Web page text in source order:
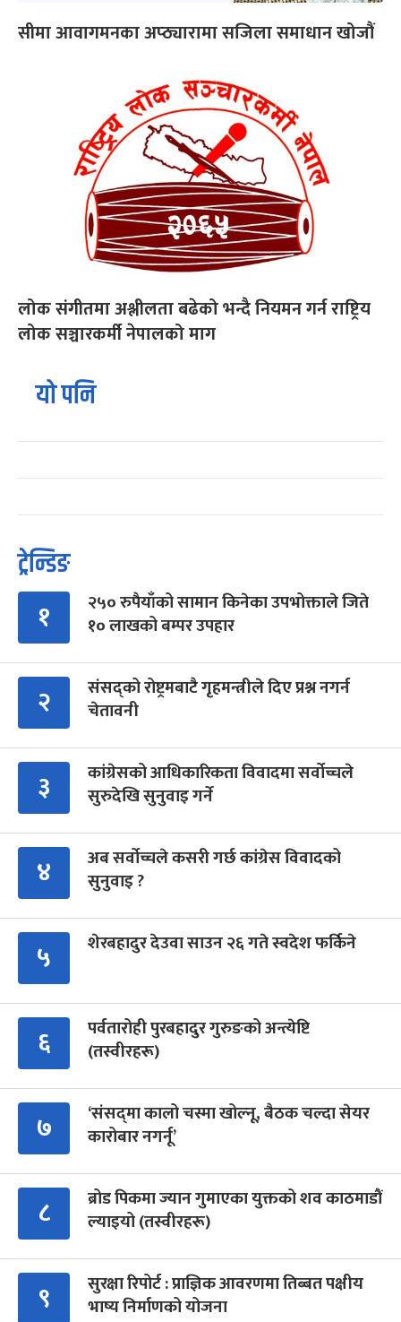
सीमा आवागमनका अप्ठ्यारामा सजिला समाधान खोजौं
लोक संगीतमा अश्लीलता बढेको भन्दै नियमन गर्न राष्ट्रिय
लोक सञ्चारकर्मी नेपालको माग
यो पनि
ट्रेन्डिङ
१
२५० रुपैयाँको सामान किनेका उपभोक्ताले जिते
१० लाखको बम्पर उपहार
२
संसद्को रोष्ट्रमबाटै गृहमन्त्रीले दिए प्रश्न नगर्न
चेतावनी
३
कांग्रेसको आधिकारिकता विवादमा सर्वोच्चले
सुरुदेखि सुनुवाइ गर्ने
४
अब सर्वोच्चले कसरी गर्छ कांग्रेस विवादको
सुनुवाइ ?
५ शेरबहादुर देउवा साउन २६ गते स्वदेश फर्किने
६
पर्वतारोही पुरबहादुर गुरुङको अन्त्येष्टि
(तस्वीरहरू)
७
‘संसद्‍मा कालो चस्मा खोल्नू, बैठक चल्दा सेयर
कारोबार नगर्नू’
८
ब्रोड पिकमा ज्यान गुमाएका युक्तको शव काठमाडौं
ल्याइयो (तस्वीरहरू)
९
सुरक्षा रिपोर्ट : प्राज्ञिक आवरणमा तिब्बत पक्षीय
भाष्य निर्माणको योजना